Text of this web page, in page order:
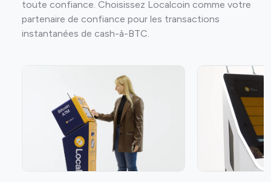
toute confiance. Choisissez Localcoin comme votre
partenaire de confiance pour les transactions
instantanées de cash-à-BTC.